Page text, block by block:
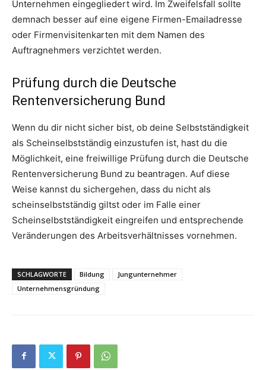
Unternehmen eingegliedert wird. Im Zweifelsfall sollte
demnach besser auf eine eigene Firmen-Emailadresse
oder Firmenvisitenkarten mit dem Namen des
Auftragnehmers verzichtet werden.
Prüfung durch die Deutsche
Rentenversicherung Bund
Wenn du dir nicht sicher bist, ob deine Selbstständigkeit
als Scheinselbstständig einzustufen ist, hast du die
Möglichkeit, eine freiwillige Prüfung durch die Deutsche
Rentenversicherung Bund zu beantragen. Auf diese
Weise kannst du sichergehen, dass du nicht als
scheinselbstständig giltst oder im Falle einer
Scheinselbstständigkeit eingreifen und entsprechende
Veränderungen des Arbeitsverhältnisses vornehmen.
SCHLAGWORTE Bildung
Jungunternehmer
Unternehmensgründung